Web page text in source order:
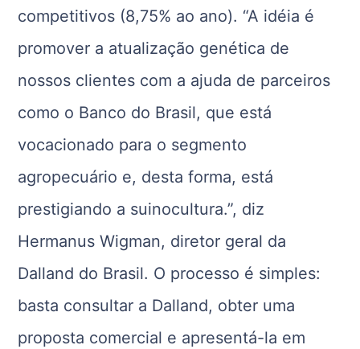
competitivos (8,75% ao ano). “A idéia é
promover a atualização genética de
nossos clientes com a ajuda de parceiros
como o Banco do Brasil, que está
vocacionado para o segmento
agropecuário e, desta forma, está
prestigiando a suinocultura.”, diz
Hermanus Wigman, diretor geral da
Dalland do Brasil. O processo é simples:
basta consultar a Dalland, obter uma
proposta comercial e apresentá-la em